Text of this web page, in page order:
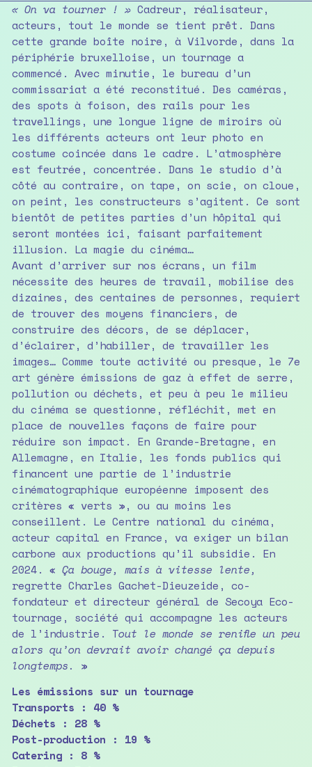
« On va tourner ! »Cadreur, réalisateur,
acteurs, tout le monde se tient prêt. Dans
cette grande boîte noire, à Vilvorde, dans la
périphérie bruxelloise, un tournage a
commencé. Avec minutie, le bureau d’un
commissariat a été reconstitué. Des caméras,
des spots à foison, des rails pour les
travellings, une longue ligne de miroirs où
les différents acteurs ont leur photo en
costume coincée dans le cadre. L’atmosphère
est feutrée, concentrée. Dans le studio d’à
côté au contraire, on tape, on scie, on cloue,
on peint, les constructeurs s’agitent. Ce sont
bientôt de petites parties d’un hôpital qui
seront montées ici, faisant parfaitement
illusion. La magie du cinéma…
Avant d’arriver sur nos écrans, un film
nécessite des heures de travail, mobilise des
dizaines, des centaines de personnes, requiert
de trouver des moyens financiers, de
construire des décors, de se déplacer,
d’éclairer, d’habiller, de travailler les
images… Comme toute activité ou presque, le 7e
art génère émissions de gaz à effet de serre,
pollution ou déchets, et peu à peu le milieu
du cinéma se questionne, réfléchit, met en
place de nouvelles façons de faire pour
réduire son impact. En Grande-Bretagne, en
Allemagne, en Italie, les fonds publics qui
financent une partie de l’industrie
cinématographique européenne imposent des
critères « verts », ou au moins les
conseillent. Le Centre national du cinéma,
acteur capital en France, va exiger un bilan
carbone aux productions qu’il subsidie. En
2024. « Ça bouge, mais à vitesse lente,
regrette Charles Gachet-Dieuzeide, co-
fondateur et directeur général de Secoya Eco-
tournage, société qui accompagne les acteurs
de l’industrie. Tout le monde se renifle un peu
alors qu’on devrait avoir changé ça depuis
longtemps. »
Les émissions sur un tournage
Transports : 40 %
Déchets : 28 %
Post-production : 19 %
Catering : 8 %